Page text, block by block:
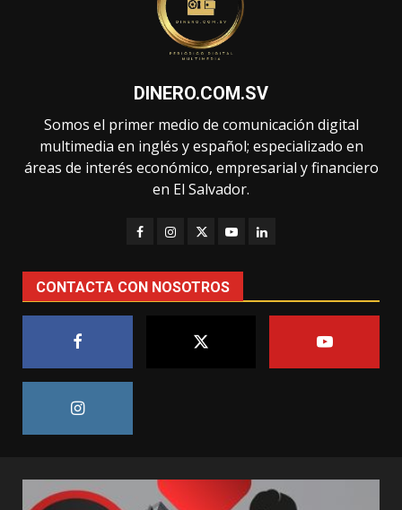
DINERO.COM.SV
Somos el primer medio de comunicación digital
multimedia en inglés y español; especializado en
áreas de interés económico, empresarial y financiero
en El Salvador.
CONTACTA CON NOSOTROS